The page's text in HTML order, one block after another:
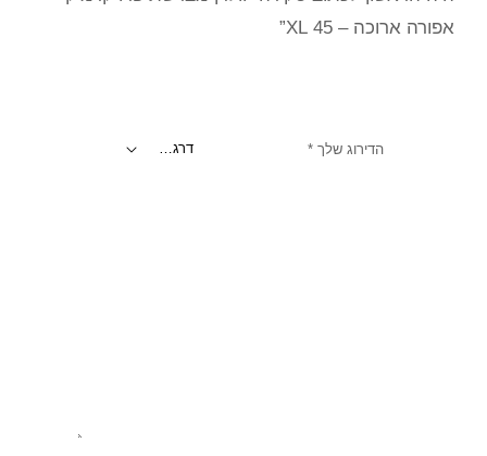
אפורה ארוכה – 45 XL”
הדירוג שלך *